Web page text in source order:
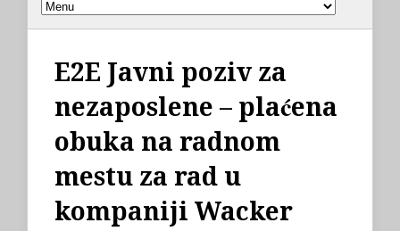
E2E Javni poziv za
nezaposlene – plaćena
obuka na radnom
mestu za rad u
kompaniji Wacker